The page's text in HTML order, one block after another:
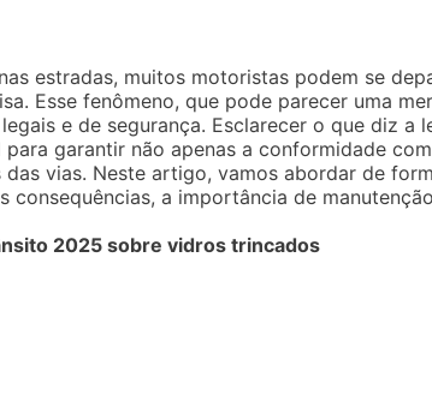
estradas, muitos motoristas podem se
Esse fenômeno, que pode parecer uma
e de segurança. Esclarecer o que diz
garantir não apenas a conformidade
vias. Neste artigo, vamos abordar de
consequências, a importância de
2025 sobre vidros trincados